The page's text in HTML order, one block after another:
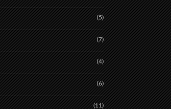
(5)
(7)
(4)
(6)
(11)